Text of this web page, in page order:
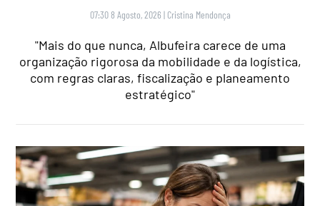
07:30 8 Agosto, 2026 | Cristina Mendonça
"Mais do que nunca, Albufeira carece de uma
organização rigorosa da mobilidade e da logística,
com regras claras, fiscalização e planeamento
estratégico"